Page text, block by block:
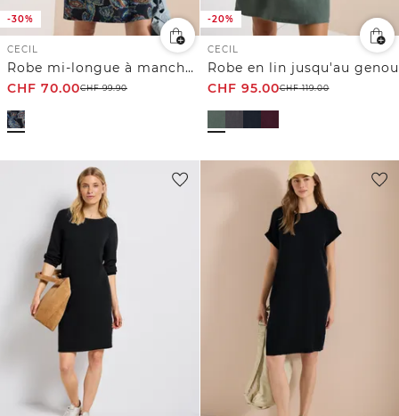
-30%
CECIL
Robe mi-longue à manches courtes
CHF 70.00CHF99.90
-20%
CECIL
Robe en lin jusqu'au genou
CHF 95.00CHF119.00